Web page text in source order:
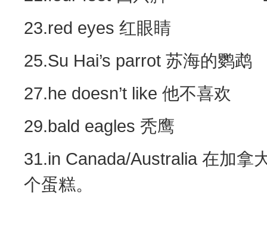
23.red eyes 红眼睛
25.Su Hai’s parrot 苏海的
27.he doesn’t like 他不喜
29.bald eagles 秃鹰
31.in Canada/Australia 在加
个蛋糕。